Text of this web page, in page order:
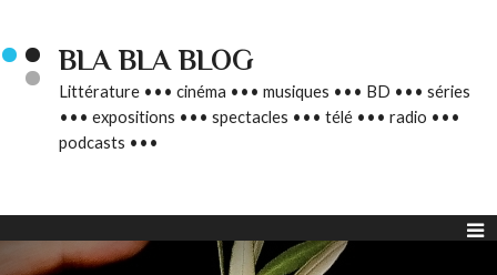
BLA BLA BLOG
Littérature ••• cinéma ••• musiques ••• BD ••• séries
••• expositions ••• spectacles ••• télé ••• radio •••
podcasts •••